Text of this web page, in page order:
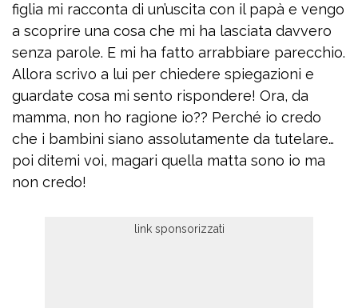
figlia mi racconta di un’uscita con il papà e vengo
a scoprire una cosa che mi ha lasciata davvero
senza parole. E mi ha fatto arrabbiare parecchio.
Allora scrivo a lui per chiedere spiegazioni e
guardate cosa mi sento rispondere! Ora, da
mamma, non ho ragione io?? Perché io credo
che i bambini siano assolutamente da tutelare…
poi ditemi voi, magari quella matta sono io ma
non credo!